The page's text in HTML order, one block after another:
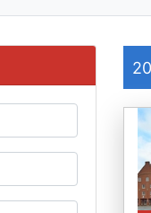
20